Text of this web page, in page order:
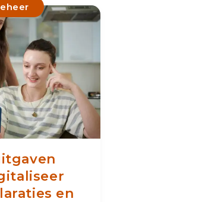
en